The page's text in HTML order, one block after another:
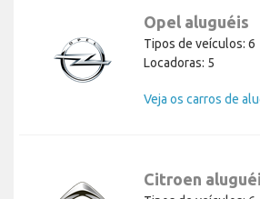
Opel aluguéis
Tipos de veículos: 6
Locadoras: 5
Veja os carros de
Citroen